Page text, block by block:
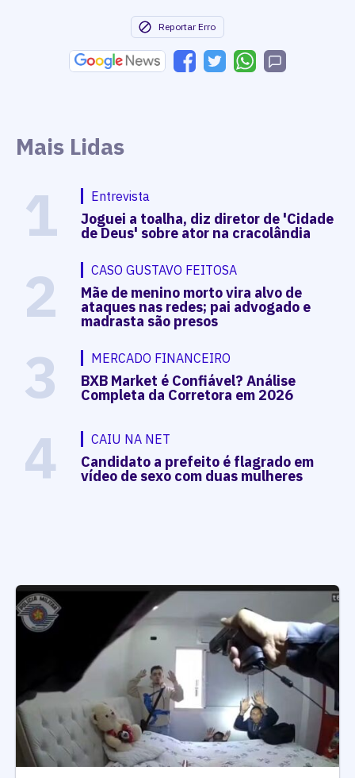
Reportar Erro
Mais Lidas
1 Entrevista
Joguei a toalha, diz diretor de 'Cidade
de Deus' sobre ator na cracolândia
2 CASO GUSTAVO FEITOSA
Mãe de menino morto vira alvo de
ataques nas redes; pai advogado e
madrasta são presos
3 MERCADO FINANCEIRO
BXB Market é Confiável? Análise
Completa da Corretora em 2026
4 CAIU NA NET
Candidato a prefeito é flagrado em
vídeo de sexo com duas mulheres